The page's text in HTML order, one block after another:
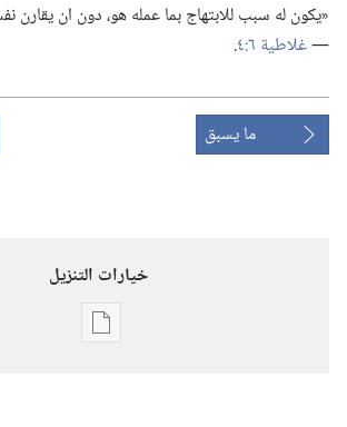
‏«يكون له سبب للابتهاج بما عمله هو،‏ دون ان يقارن
—‏غلاطية ٦:‏٤ ‏.‏
ما يسبق
خيارات التنزيل
خيارات